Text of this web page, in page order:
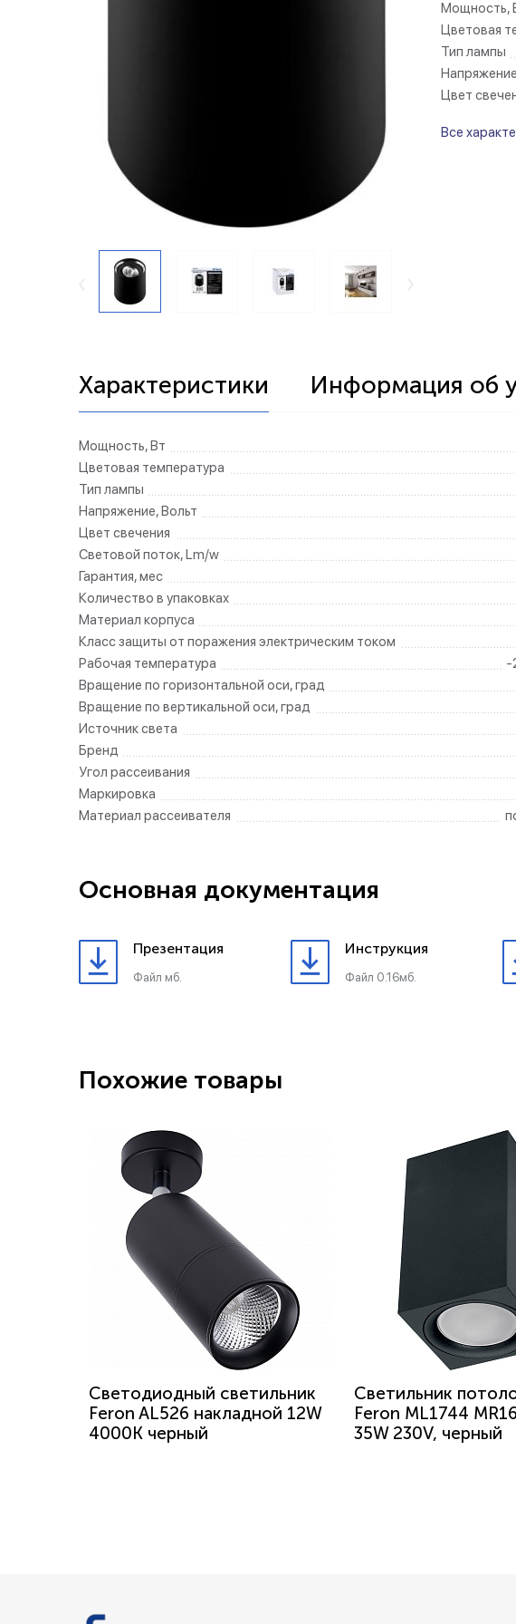
Мощность,
Цветовая
Тип лампы
Цвет
Все
Характеристики Информация об
Мощность, Вт
Цветовая температура
Тип лампы
Напряжение, Вольт
Цвет свечения
Световой поток, Lm/w
Гарантия, мес
Количество в упаковках
Материал корпуса
Класс защиты от поражения электрическим током
Рабочая температура
-
Вращение по горизонтальной оси, град
Вращение по вертикальной оси, град
Источник света
Бренд
Угол рассеивания
Маркировка
Материал рассеивателя
Основная документация
Презентация
Файл мб.
Инструкция
Файл 0.16мб.
Похожие товары
Светодиодный светильник
Feron AL526 накладной 12W
4000K черный
Светильник
Feron ML1744
35W 230V, черный